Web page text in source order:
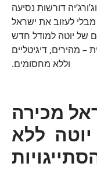
דורשות נסיעה
לעזוב את ישראל
יוטה למודל חדש
דיגיטליים
וללא מחסומים.
מכירה
ללא